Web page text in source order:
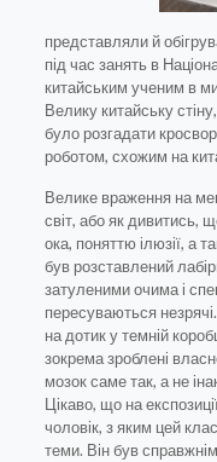
представляли й
під час занять в
китайським ученим в
Велику китайську
було розгадати
роботом, схожим на
Велике враження на
світ, або як дивитись,
ока, поняттю ілюзії, а
був розставлений
затуленими очима і
пересуваються
на дотик у темній
зокрема зроблені
мозок саме так, а не
Цікаво, що на
чоловік, з яким цей
теми. Він був